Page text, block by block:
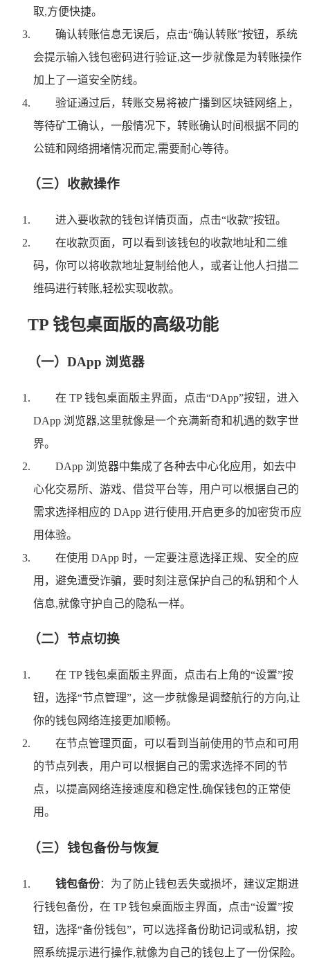
取,方便快捷。
确认转账信息无误后，点击“确认转账”按钮，系统
会提示输入钱包密码进行验证,这一步就像是为转账操作
加上了一道安全防线。
验证通过后，转账交易将被广播到区块链网络上，
等待矿工确认，一般情况下，转账确认时间根据不同的
公链和网络拥堵情况而定,需要耐心等待。
（三）收款操作
进入要收款的钱包详情页面，点击“收款”按钮。
在收款页面，可以看到该钱包的收款地址和二维
码，你可以将收款地址复制给他人，或者让他人扫描二
维码进行转账,轻松实现收款。
TP 钱包桌面版的高级功能
（一）DApp 浏览器
在 TP 钱包桌面版主界面，点击“DApp”按钮，进入
DApp 浏览器,这里就像是一个充满新奇和机遇的数字世
界。
DApp 浏览器中集成了各种去中心化应用，如去中
心化交易所、游戏、借贷平台等，用户可以根据自己的
需求选择相应的 DApp 进行使用,开启更多的加密货币应
用体验。
在使用 DApp 时，一定要注意选择正规、安全的应
用，避免遭受诈骗，要时刻注意保护自己的私钥和个人
信息,就像守护自己的隐私一样。
（二）节点切换
在 TP 钱包桌面版主界面，点击右上角的“设置”按
钮，选择“节点管理”，这一步就像是调整航行的方向,让
你的钱包网络连接更加顺畅。
在节点管理页面，可以看到当前使用的节点和可用
的节点列表，用户可以根据自己的需求选择不同的节
点，以提高网络连接速度和稳定性,确保钱包的正常使
用。
（三）钱包备份与恢复
钱包备份：为了防止钱包丢失或损坏，建议定期进
行钱包备份，在 TP 钱包桌面版主界面，点击“设置”按
钮，选择“备份钱包”，可以选择备份助记词或私钥，按
照系统提示进行操作,就像为自己的钱包上了一份保险。